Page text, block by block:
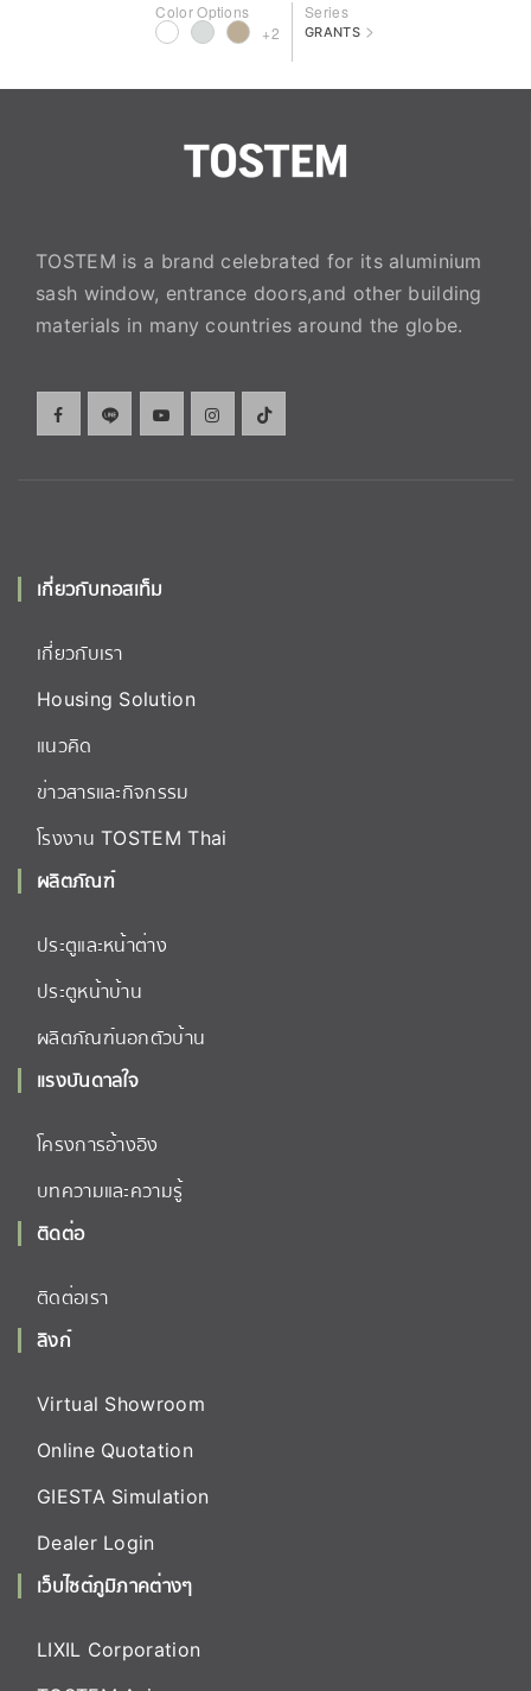
Color Options
+2
Series
GRANTS >
TOSTEM is a brand celebrated for its aluminium
sash window, entrance doors,and other building
materials in many countries around the globe.
เกี่ยวกับทอสเท็ม
เกี่ยวกับเรา
Housing Solution
แนวคิด
ข่าวสารและกิจกรรม
โรงงาน TOSTEM Thai
ผลิตภัณฑ์
ประตูและหน้าต่าง
ประตูหน้าบ้าน
ผลิตภัณฑ์นอกตัวบ้าน
แรงบันดาลใจ
โครงการอ้างอิง
บทความและความรู้
ติดต่อ
ติดต่อเรา
ลิงก์
Virtual Showroom
Online Quotation
GIESTA Simulation
Dealer Login
เว็บไซต์ภูมิภาคต่างๆ
LIXIL Corporation